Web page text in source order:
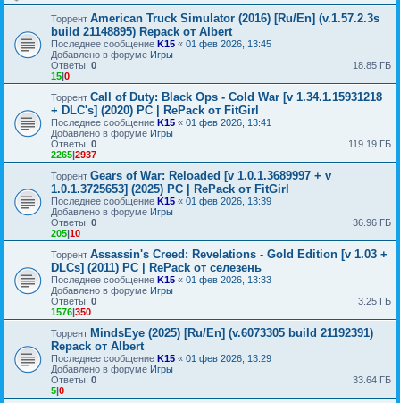
Торрент American Truck Simulator (2016) [Ru/En] (v.1.57.2.3s
build 21148895) Repack от Albert
Последнее сообщение K15 « 01 фев 2026, 13:45
Добавлено в форуме Игры
Ответы: 0
15|0
18.85 ГБ
Торрент Call of Duty: Black Ops - Cold War [v 1.34.1.15931218
+ DLC's] (2020) PC | RePack от FitGirl
Последнее сообщение K15 « 01 фев 2026, 13:41
Добавлено в форуме Игры
Ответы: 0
2265|2937
119.19 ГБ
Торрент Gears of War: Reloaded [v 1.0.1.3689997 + v
1.0.1.3725653] (2025) PC | RePack от FitGirl
Последнее сообщение K15 « 01 фев 2026, 13:39
Добавлено в форуме Игры
Ответы: 0
205|10
36.96 ГБ
Торрент Assassin's Creed: Revelations - Gold Edition [v 1.03 +
DLCs] (2011) PC | RePack от селезень
Последнее сообщение K15 « 01 фев 2026, 13:33
Добавлено в форуме Игры
Ответы: 0
1576|350
3.25 ГБ
Торрент MindsEye (2025) [Ru/En] (v.6073305 build 21192391)
Repack от Albert
Последнее сообщение K15 « 01 фев 2026, 13:29
Добавлено в форуме Игры
Ответы: 0
5|0
33.64 ГБ